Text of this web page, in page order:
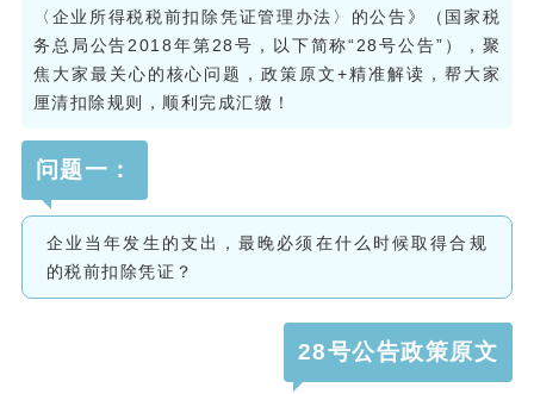
〈企业所得税税前扣除凭证管理办法〉的公告》（国家税
务总局公告2018年第28号，以下简称“28号公告”），聚
焦大家最关心的核心问题，政策原文+精准解读，帮大家
厘清扣除规则，顺利完成汇缴！
问题一：
企业当年发生的支出，最晚必须在什么时候取得合规
的税前扣除凭证？
28号公告政策原文